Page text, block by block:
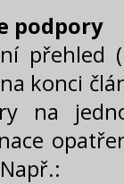
podpory
přehled
konci
na